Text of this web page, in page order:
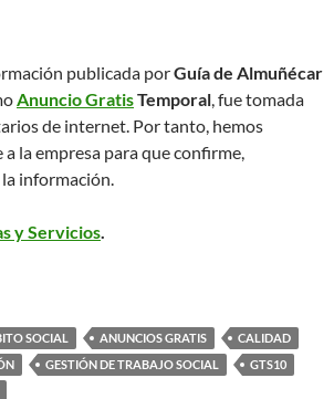
publicada porGuía de Almuñécar
Anuncio GratisTemporal , fue tomada
de internet. Por tanto, hemos
la empresa para que confirme,
información.
y Servicios
SOCIAL ANUNCIOS GRATIS
CALIDAD
GESTIÓN DE TRABAJO SOCIAL
GTS10